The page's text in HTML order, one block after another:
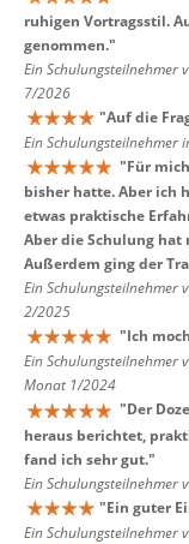
ruhigen Vortragsstil.
genommen."
Ein Schulungsteilnehmer
7/2026
"Auf die
Ein Schulungsteilnehmer
"Für
bisher hatte. Aber ich
etwas praktische
Aber die Schulung hat
Außerdem ging der
Ein Schulungsteilnehmer
2/2025
"Ich
Ein Schulungsteilnehmer
Monat 1/2024
"Der
heraus berichtet,
fand ich sehr gut."
Ein
"Ein guter
Ein Schulungsteilnehmer